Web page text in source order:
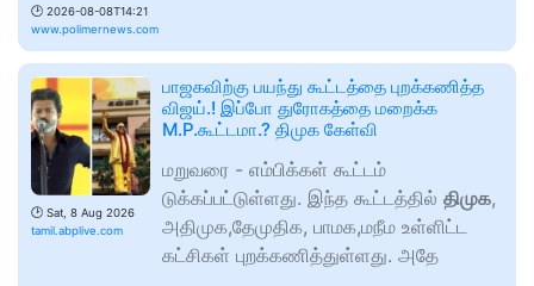
🕑 2026-08-08T14:21
www.polimernews.com
🕑 Sat, 8 Aug 2026
tamil.abplive.com
பாஜகவிற்கு பயந்து கூட்டத்தை புறக்கணித்த
விஜய்.! இப்போ துரோகத்தை மறைக்க
M.P.கூட்டமா.? திமுக கேள்வி
மறுவரை - எம்பிக்கள் கூட்டம்
டுக்கப்பட்டுள்ளது. இந்த கூட்டத்தில் திமுக,
அதிமுக,தேமுதிக, பாமக,மநீம உள்ளிட்ட
கட்சிகள் புறக்கணித்துள்ளது. அதே